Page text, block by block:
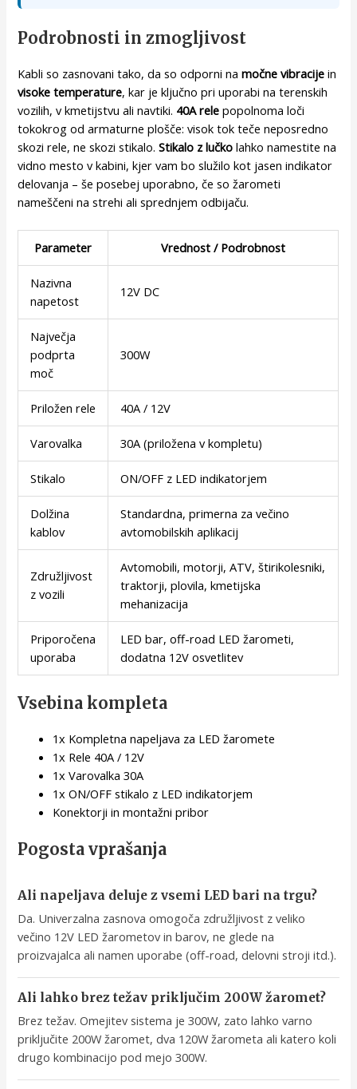
Podrobnosti in zmogljivost
Kabli so zasnovani tako, da so odporni namočne vibracije in
visoke temperature, kar je ključno pri uporabi na terenskih
vozilih, v kmetijstvu ali navtiki. 40A rele popolnoma loči
tokokrog od armaturne plošče: visok tok teče neposredno
skozi rele, ne skozi stikalo.Stikalo z lučko lahko namestite na
vidno mesto v kabini, kjer vam bo služilo kot jasen indikator
delovanja – še posebej uporabno, če so žarometi
nameščeni na strehi ali sprednjem odbijaču.
Parameter Vrednost / Podrobnost
Nazivna
napetost
12V DC
Največja
podprta
moč
300W
Priložen rele 40A / 12V
Varovalka 30A (priložena v kompletu)
Stikalo ON/OFF z LED indikatorjem
Dolžina
kablov
Standardna, primerna za večino
avtomobilskih aplikacij
Združljivost
z vozili
Avtomobili, motorji, ATV, štirikolesniki,
traktorji, plovila, kmetijska
mehanizacija
Priporočena
uporaba
LED bar, off-road LED žarometi,
dodatna 12V osvetlitev
Vsebina kompleta
1x Kompletna napeljava za LED žaromete
1x Rele 40A / 12V
1x Varovalka 30A
1x ON/OFF stikalo z LED indikatorjem
Konektorji in montažni pribor
Pogosta vprašanja
Ali napeljava deluje z vsemi LED bari na trgu?
Da. Univerzalna zasnova omogoča združljivost z veliko
večino 12V LED žarometov in barov, ne glede na
proizvajalca ali namen uporabe (off-road, delovni stroji itd.).
Ali lahko brez težav priključim 200W žaromet?
Brez težav. Omejitev sistema je 300W, zato lahko varno
priključite 200W žaromet, dva 120W žarometa ali katero koli
drugo kombinacijo pod mejo 300W.